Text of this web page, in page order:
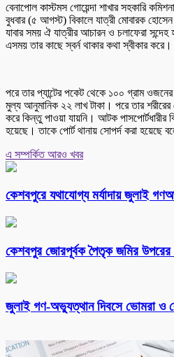
বেনাপোল কাস্টমস গোয়েন্দা শাখার সহকারি
বুধবার (৫ আগস্ট) বিকালে যাত্রী মোবারক
যাবার সময় ঐ যাত্রীর আচারন ও চলাফেরা সন্দেহ
এসময় তার কাছে স্বর্ন থাকার কথা স্বীকার করে।
পরে তার প্যান্টের পকেট থেকে ১০০ গ্রাম ওজনের
মুল্য আনুমানিক ২২ লাখ টাকা। পরে তার
করে কিন্তু পাওয়া যায়নি। আটক পাসপোর্টধারীর
হয়েছে। তাকে পোর্ট থানায় সোপর্দ করা হয়েছে
এ সম্পর্কিত আরও খবর
কেশবপুরে যথাযোগ্য মর্যাদায় জুলাই
কেশবপুর জোরপূর্বক পৈতৃক জমির উপরের
‎জুলাই গণ-অভ্যুত্থান দিবসে ভোমরা ও